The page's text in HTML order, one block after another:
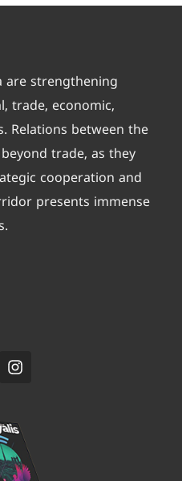
are strengthening
trade, economic,
Relations between the
trade, as they
cooperation and
presents immense